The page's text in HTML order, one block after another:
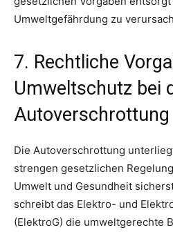
Umweltgefährdung zu
7. Rechtliche
Umweltschutz bei
Autoverschrottung
Die Autoverschrottung
strengen gesetzlichen
Umwelt und Gesundheit
schreibt das Elektro- und
(ElektroG) die umweltgerechte